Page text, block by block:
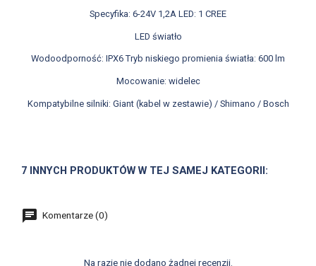
Specyfika: 6-24V 1,2A LED: 1 CREE
LED światło
Wodoodporność: IPX6 Tryb niskiego promienia światła: 600 lm
Mocowanie: widelec
Kompatybilne silniki: Giant (kabel w zestawie) / Shimano / Bosch
7 INNYCH PRODUKTÓW W TEJ SAMEJ KATEGORII:
Komentarze (0)
Na razie nie dodano żadnej recenzji.